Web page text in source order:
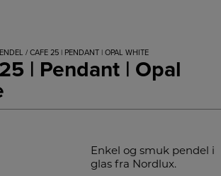
/ CAFE 25 | PENDANT | OPAL WHITE
| Pendant | Opal
Enkel og smuk pendel i
glas fra Nordlux.